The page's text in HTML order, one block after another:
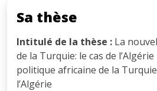
Sa thèse
Intitulé de la thèse : La
de la Turquie: le cas de
politique africaine de la Turquie
l’Algérie